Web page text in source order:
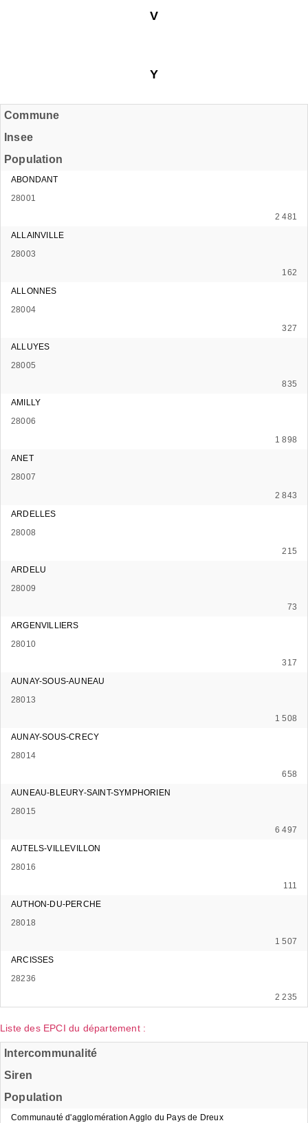
V
Y
Commune
Insee
Population
ABONDANT
28001
2 481
ALLAINVILLE
28003
162
ALLONNES
28004
327
ALLUYES
28005
835
AMILLY
28006
1 898
ANET
28007
2 843
ARDELLES
28008
215
ARDELU
28009
73
ARGENVILLIERS
28010
317
AUNAY-SOUS-AUNEAU
28013
1 508
AUNAY-SOUS-CRECY
28014
658
AUNEAU-BLEURY-SAINT-SYMPHORIEN
28015
6 497
AUTELS-VILLEVILLON
28016
111
AUTHON-DU-PERCHE
28018
1 507
ARCISSES
28236
2 235
Liste des EPCI du département :
Intercommunalité
Siren
Population
Communauté d'agglomération Agglo du Pays de Dreux